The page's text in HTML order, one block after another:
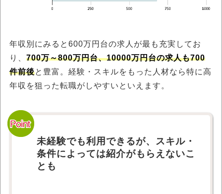
年収別にみると600万円台の求人が最も充実してお
り、 700万～800万円台、10000万円台の求人も700
件前後と豊富。経験・スキルをもった人材なら特に高
年収を狙った転職がしやすいといえます。
未経験でも利用できるが、スキル・
条件によっては紹介がもらえないこ
とも